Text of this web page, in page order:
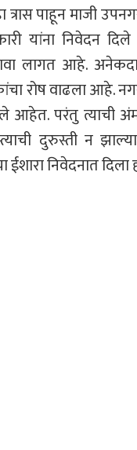
त्रास पाहून माजी
निवेदन दिले
लागत आहे. अनेकदा
रोष वाढला आहे.
आहेत. परंतु त्याची
दुरुस्ती न
निवेदनात दिला